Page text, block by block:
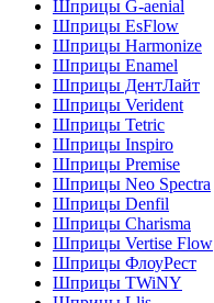
Шприцы G-aenial
Шприцы EsFlow
Шприцы Harmonize
Шприцы Enamel
Шприцы ДентЛайт
Шприцы Verident
Шприцы Tetric
Шприцы Inspiro
Шприцы Premise
Шприцы Neo Spectra
Шприцы Denfil
Шприцы Charisma
Шприцы Vertise Flow
Шприцы ФлоуРест
Шприцы TWiNY